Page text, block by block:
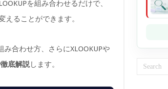
を組み合わせるだけで、
ることができます。
み合わせ方、さらにXLOOKUPや
底解説します。